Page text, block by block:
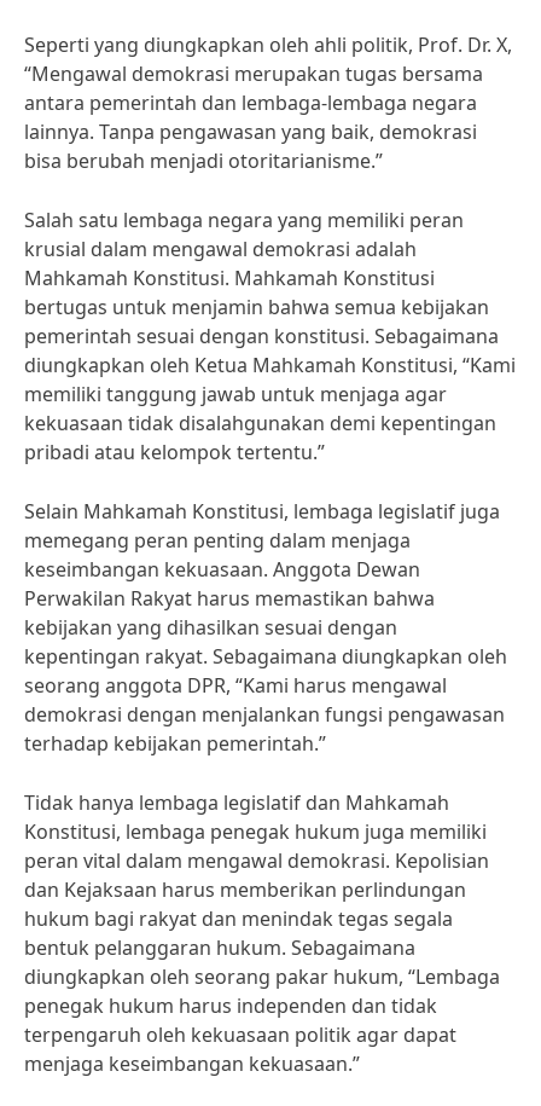
Seperti yang diungkapkan oleh ahli politik, Prof. Dr. X,
“Mengawal demokrasi merupakan tugas bersama
antara pemerintah dan lembaga-lembaga negara
lainnya. Tanpa pengawasan yang baik, demokrasi
bisa berubah menjadi otoritarianisme.”
Salah satu lembaga negara yang memiliki peran
krusial dalam mengawal demokrasi adalah
Mahkamah Konstitusi. Mahkamah Konstitusi
bertugas untuk menjamin bahwa semua kebijakan
pemerintah sesuai dengan konstitusi. Sebagaimana
diungkapkan oleh Ketua Mahkamah Konstitusi, “Kami
memiliki tanggung jawab untuk menjaga agar
kekuasaan tidak disalahgunakan demi kepentingan
pribadi atau kelompok tertentu.”
Selain Mahkamah Konstitusi, lembaga legislatif juga
memegang peran penting dalam menjaga
keseimbangan kekuasaan. Anggota Dewan
Perwakilan Rakyat harus memastikan bahwa
kebijakan yang dihasilkan sesuai dengan
kepentingan rakyat. Sebagaimana diungkapkan oleh
seorang anggota DPR, “Kami harus mengawal
demokrasi dengan menjalankan fungsi pengawasan
terhadap kebijakan pemerintah.”
Tidak hanya lembaga legislatif dan Mahkamah
Konstitusi, lembaga penegak hukum juga memiliki
peran vital dalam mengawal demokrasi. Kepolisian
dan Kejaksaan harus memberikan perlindungan
hukum bagi rakyat dan menindak tegas segala
bentuk pelanggaran hukum. Sebagaimana
diungkapkan oleh seorang pakar hukum, “Lembaga
penegak hukum harus independen dan tidak
terpengaruh oleh kekuasaan politik agar dapat
menjaga keseimbangan kekuasaan.”